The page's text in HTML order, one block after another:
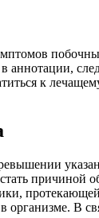
аннотации,
к
причиной
организме. В